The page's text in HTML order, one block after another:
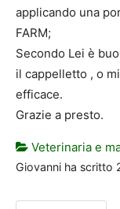
applicando una
FARM;
Secondo Lei è
il cappelletto , o
efficace.
Grazie a presto.
Veterinaria e
Giovanni ha scritto